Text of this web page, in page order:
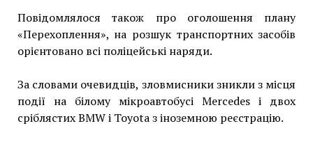
Повідомлялося також про оголошення плану
«Перехоплення», на розшук транспортних засобів
орієнтовано всі поліцейські наряди.
За словами очевидців, зловмисники зникли з місця
події на білому мікроавтобусі Mercedes і двох
сріблястих BMW і Toyota з іноземною реєстрацію.